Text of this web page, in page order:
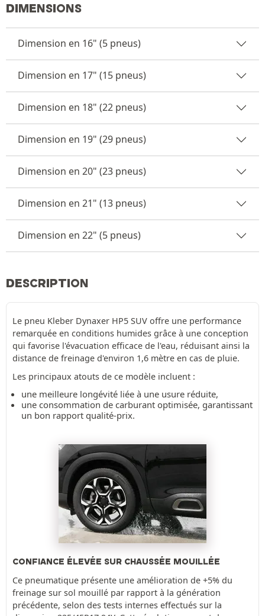
DIMENSIONS
Dimension en 16" (5 pneus)
Dimension en 17" (15 pneus)
Dimension en 18" (22 pneus)
Dimension en 19" (29 pneus)
Dimension en 20" (23 pneus)
Dimension en 21" (13 pneus)
Dimension en 22" (5 pneus)
DESCRIPTION
Le pneu Kleber Dynaxer HP5 SUV offre une performance
remarquée en conditions humides grâce à une conception
qui favorise l'évacuation efficace de l'eau, réduisant ainsi la
distance de freinage d'environ 1,6 mètre en cas de pluie.
Les principaux atouts de ce modèle incluent :
une meilleure longévité liée à une usure réduite,
une consommation de carburant optimisée, garantissant
un bon rapport qualité-prix.
CONFIANCE ÉLEVÉE SUR CHAUSSÉE MOUILLÉE
Ce pneumatique présente une amélioration de +5% du
freinage sur sol mouillé par rapport à la génération
précédente, selon des tests internes effectués sur la